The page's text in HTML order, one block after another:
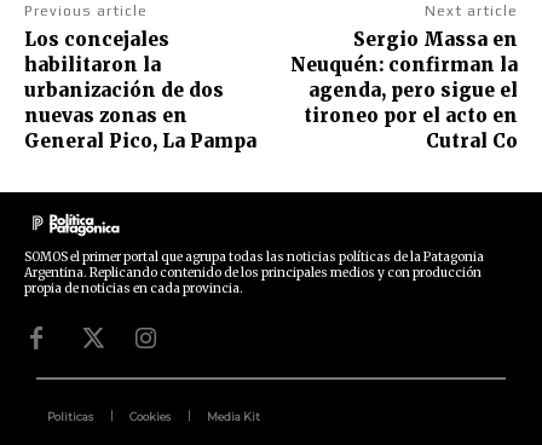
Previous article
Los concejales
habilitaron la
urbanización de dos
nuevas zonas en
General Pico, La Pampa
Next article
Sergio Massa en
Neuquén: confirman la
agenda, pero sigue el
tironeo por el acto en
Cutral Co
SOMOS el primer portal que agrupa todas las noticias políticas de la Patagonia
Argentina. Replicando contenido de los principales medios y con producción
propia de noticias en cada provincia.
Politicas Cookies Media Kit